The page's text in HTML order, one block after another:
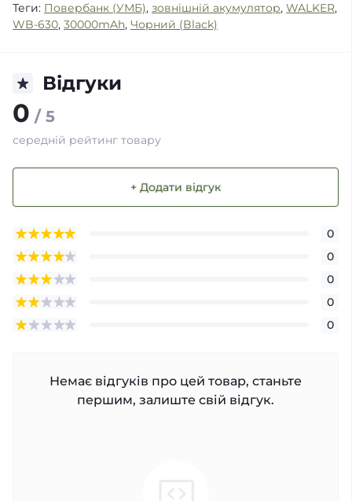
Теги: Повербанк (УМБ), зовнішній акумулятор, WALKER,
WB-630, 30000mAh, Чорний (Black)
Відгуки
0 / 5
середній рейтинг товару
+ Додати відгук
0
0
0
0
0
Немає відгуків про цей товар, станьте
першим, залиште свій відгук.